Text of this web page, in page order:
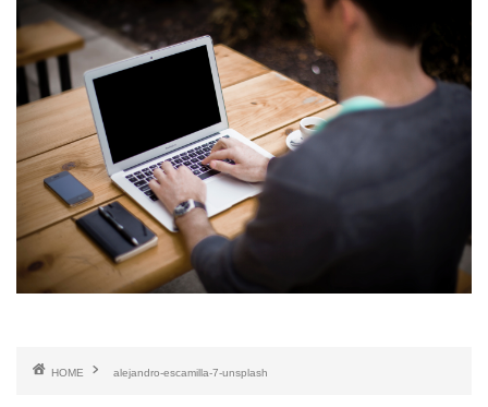
HOME alejandro-escamilla-7-unsplash